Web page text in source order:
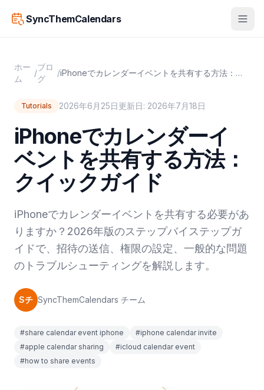
SyncThemCalendars
ホー
ム
/
ブロ
グ
/ iPhoneでカレンダーイベントを共有する方法：クイックガイド
Tutorials 2026年6月25日更新日: 2026年7月18日
iPhoneでカレンダーイ
ベントを共有する方法：
クイックガイド
iPhoneでカレンダーイベントを共有する必要があ
りますか？2026年版のステップバイステップガ
イドで、招待の送信、権限の設定、一般的な問題
のトラブルシューティングを解説します。
Sチ SyncThemCalendars チーム
#share calendar event iphone
#iphone calendar invite
#apple calendar sharing
#icloud calendar event
#how to share events